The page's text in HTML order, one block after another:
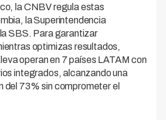
la CNBV regula estas
la Superintendencia
SBS. Para garantizar
optimizas resultados,
operan en 7 países LATAM con
integrados, alcanzando una
del 73% sin comprometer el